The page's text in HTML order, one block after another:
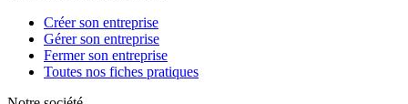
Créer son entreprise
Gérer son entreprise
Fermer son entreprise
Toutes nos fiches pratiques